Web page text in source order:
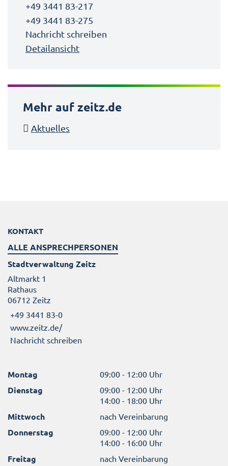
+49 3441 83-217
+49 3441 83-275
Nachricht schreiben
Detailansicht
Mehr auf zeitz.de
Aktuelles
KONTAKT
ALLE ANSPRECHPERSONEN
Stadtverwaltung Zeitz
Altmarkt 1
Rathaus
06712 Zeitz
+49 3441 83-0
www.zeitz.de/
Nachricht schreiben
Montag 09:00 - 12:00 Uhr
Dienstag
09:00 - 12:00 Uhr
14:00 - 18:00 Uhr
Mittwoch nach Vereinbarung
Donnerstag
09:00 - 12:00 Uhr
14:00 - 16:00 Uhr
Freitag nach Vereinbarung